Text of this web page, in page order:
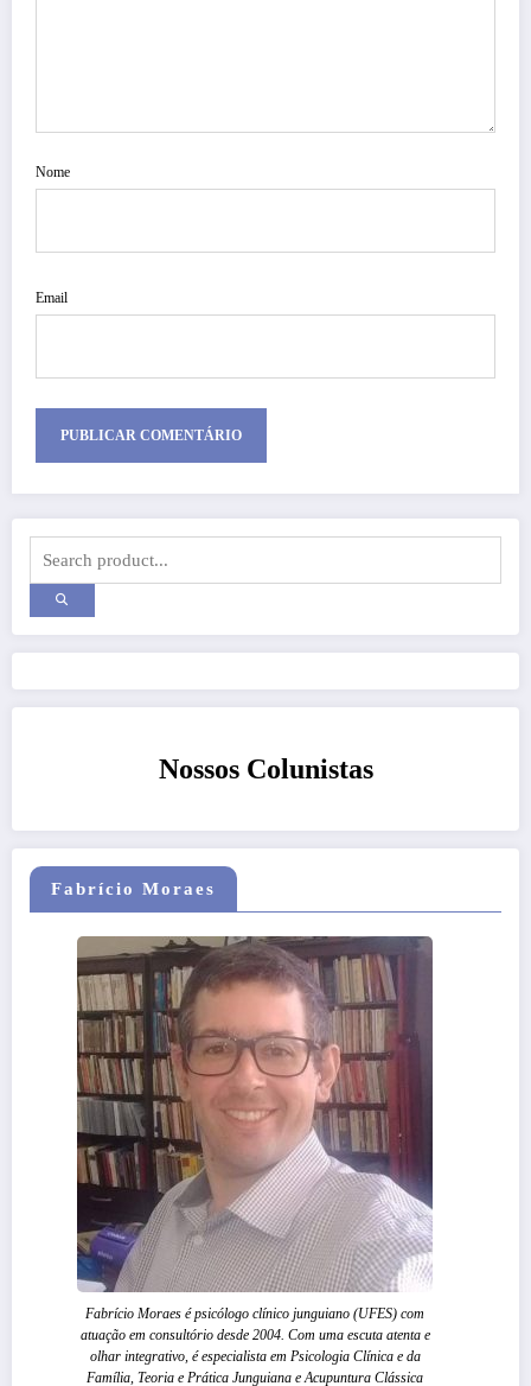
Nome
Email
Nossos Colunistas
Fabrício Moraes
Fabrício Moraes é psicólogo clínico junguiano (UFES) com
atuação em consultório desde 2004. Com uma escuta atenta e
olhar integrativo, é especialista em Psicologia Clínica e da
Família, Teoria e Prática Junguiana e Acupuntura Clássica